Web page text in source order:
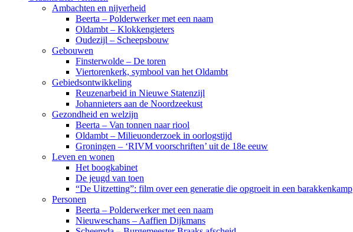
Ambachten en nijverheid
Beerta – Polderwerker met een naam
Oldambt – Klokkengieters
Oudezijl – Scheepsbouw
Gebouwen
Finsterwolde – De toren
Viertorenkerk, symbool van het Oldambt
Gebiedsontwikkeling
Reuzenarbeid in Nieuwe Statenzijl
Johannieters aan de Noordzeekust
Gezondheid en welzijn
Beerta – Van tonnen naar riool
Oldambt – Milieuonderzoek in oorlogstijd
Groningen – ‘RIVM voorschriften’ uit de 18e eeuw
Leven en wonen
Het boogkabinet
De jeugd van toen
“De Uitzetting”: film over een generatie die opgroeit in een barakkenkamp
Personen
Beerta – Polderwerker met een naam
Nieuweschans – Aaffien Dijkmans